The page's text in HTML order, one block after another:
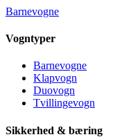
Barnevogne
Vogntyper
Barnevogne
Klapvogn
Duovogn
Tvillingevogn
Sikkerhed & bæring